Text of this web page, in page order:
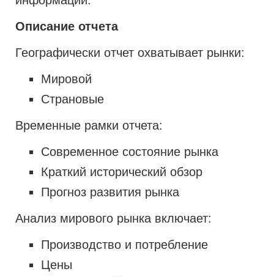
Описание отчета
Географически отчет охватывает рынки:
Мировой
Страновые
Временные рамки отчета:
Современное состояние рынка
Краткий исторический обзор
Прогноз развития рынка
Анализ мирового рынка включает:
Производство и потребление
Цены